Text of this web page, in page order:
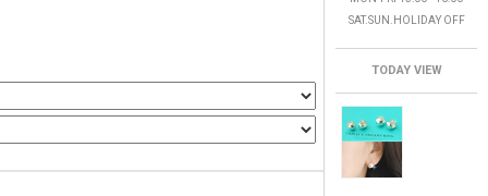
SAT.SUN.HOLIDAY OFF
TODAY VIEW